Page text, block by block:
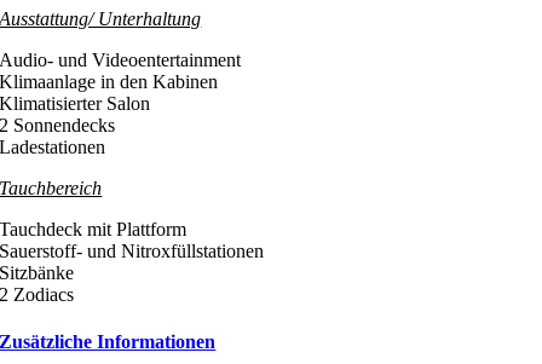
Ausstattung/ Unterhaltung
Audio- und Videoentertainment
Klimaanlage in den Kabinen
Klimatisierter Salon
2 Sonnendecks
Ladestationen
Tauchbereich
Tauchdeck mit Plattform
Sauerstoff- und Nitroxfüllstationen
Sitzbänke
2 Zodiacs
Zusätzliche Informationen